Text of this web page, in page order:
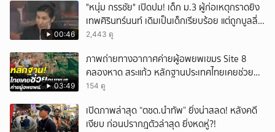
00:46
"หนุ่ม กรรชัย" เปิดปม! เด็ก ม.3 ผู้ก่อเหตุกราดยิง
เทพศิรินทร์นนท์ เดิมเป็นเด็กเรียบร้อย แต่ถูกบูลลี่
หนัก คาดแรงกดดันสะสมกลายเป็นแรงแค้น จนก่อ
2,443 ดู
03:49
ภาพถ่ายทางอากาศค่ายผู้อพยพเขมร Site 8
คลองหาด สระแก้ว หลักฐานประเทศไทยเคยช่วยคน
เขมร
154 ดู
เปิดภาพล่าสุด “ตชด.นำทัพ” ยิ่งน่าสลด! หลังคดี
เงียบ ก่อนปรากฎตัวล่าสุด ยิ่งหดหู่?!